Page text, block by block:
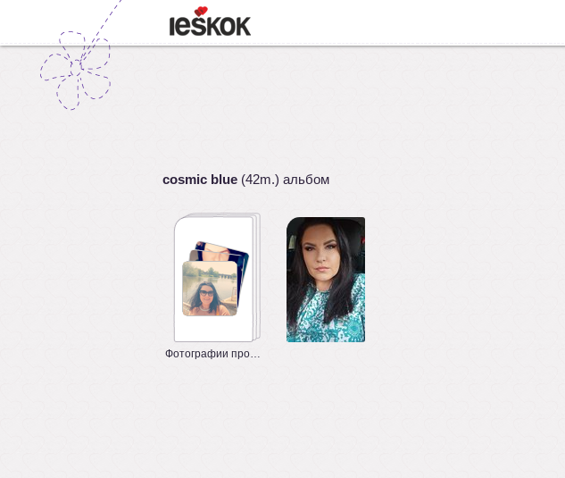
cosmic blue (42m.) альбом
Фотографии профиля